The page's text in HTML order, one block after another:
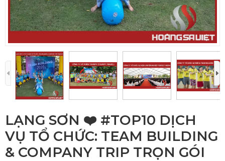
LẠNG SƠN ❤️️ #TOP10 DỊCH
VỤ TỔ CHỨC: TEAM BUILDING
& COMPANY TRIP TRỌN GÓI